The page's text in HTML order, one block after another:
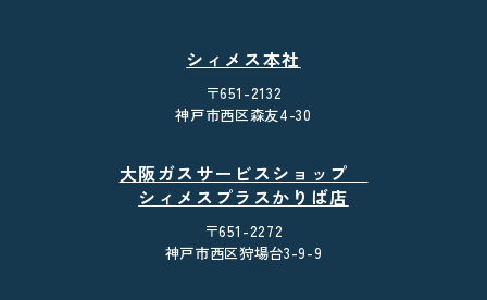
シィメス本社
〒651-2132
神戸市西区森友4-30
大阪ガスサービスショップ
シィメスプラスかりば店
〒651-2272
神戸市西区狩場台3-9-9